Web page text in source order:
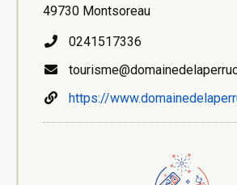
49730 Montsoreau
0241517336
https://